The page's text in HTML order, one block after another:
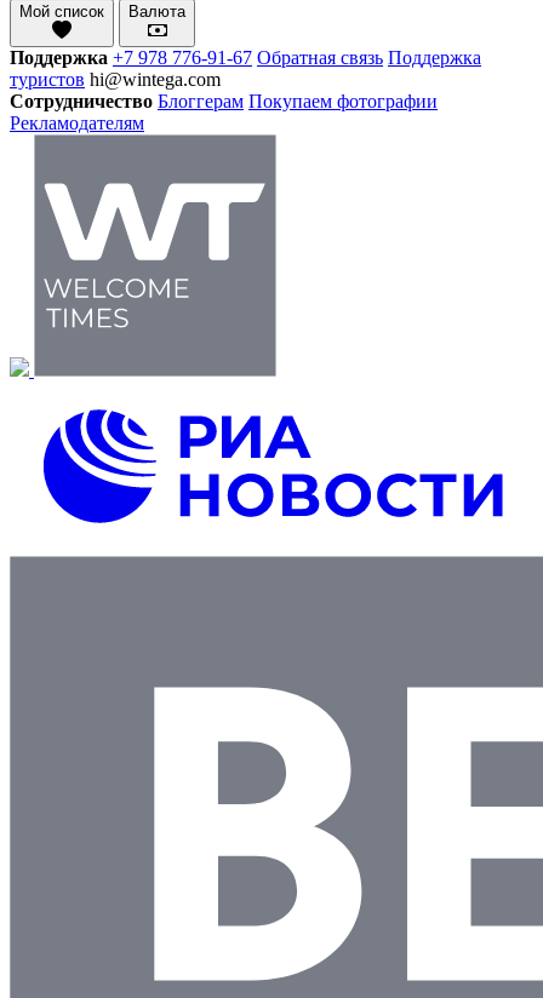
Мой список Валюта
Поддержка +7 978 776-91-67 Обратная связь Поддержка
туристов hi@wintega.com
Сотрудничество Блоггерам Покупаем фотографии
Рекламодателям